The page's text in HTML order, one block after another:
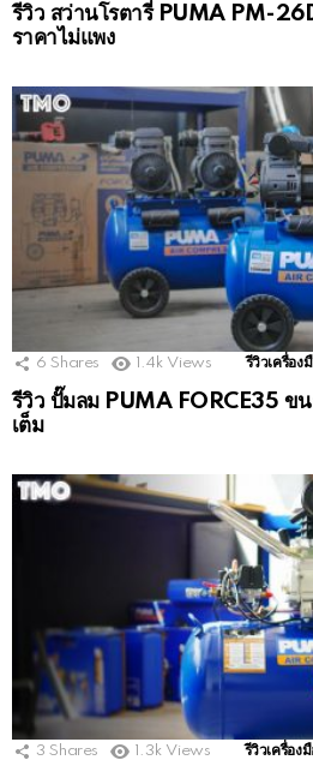
รีวิว สว่านโรตารี่ PUMA PM-
ราคาไม่แพง
6 Shares 1.4k Views รีวิวเครื่อง
รีวิว ปั๊มลม PUMA FORCE35 ขน
เต็ม
3 Shares 1.3k Views รีวิวเครื่อง